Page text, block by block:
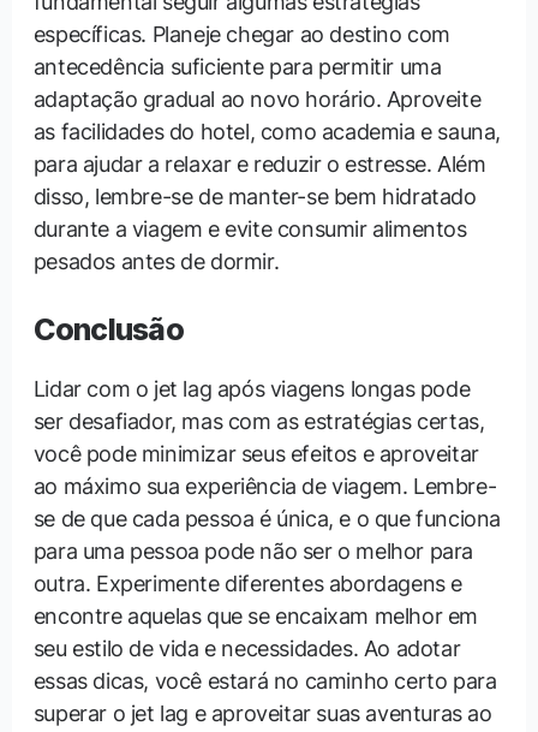
específicas. Planeje chegar ao destino com
antecedência suficiente para permitir uma
adaptação gradual ao novo horário. Aproveite
as facilidades do hotel, como academia e sauna,
para ajudar a relaxar e reduzir o estresse. Além
disso, lembre-se de manter-se bem hidratado
durante a viagem e evite consumir alimentos
pesados antes de dormir.
Conclusão
Lidar com o jet lag após viagens longas pode
ser desafiador, mas com as estratégias certas,
você pode minimizar seus efeitos e aproveitar
ao máximo sua experiência de viagem. Lembre-
se de que cada pessoa é única, e o que funciona
para uma pessoa pode não ser o melhor para
outra. Experimente diferentes abordagens e
encontre aquelas que se encaixam melhor em
seu estilo de vida e necessidades. Ao adotar
essas dicas, você estará no caminho certo para
superar o jet lag e aproveitar suas aventuras ao